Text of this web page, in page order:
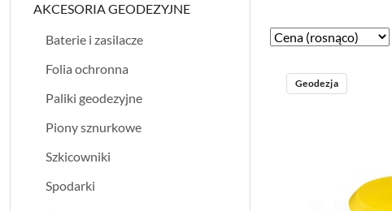
AKCESORIA GEODEZYJNE
Baterie i zasilacze
Folia ochronna
Paliki geodezyjne
Piony sznurkowe
Szkicowniki
Spodarki
Zastosowano
Cena
(rosnąco).
Sortuj
Geodezja